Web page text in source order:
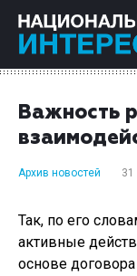
Важность
Архив новостей 31
Так, по его
активные
основе